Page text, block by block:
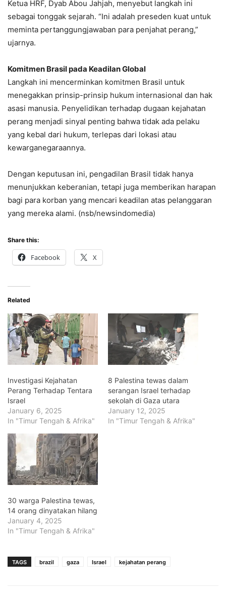
Ketua HRF, Dyab Abou Jahjah, menyebut langkah ini
sebagai tonggak sejarah. “Ini adalah preseden kuat untuk
meminta pertanggungjawaban para penjahat perang,”
ujarnya.
Komitmen Brasil pada Keadilan Global
Langkah ini mencerminkan komitmen Brasil untuk
menegakkan prinsip-prinsip hukum internasional dan hak
asasi manusia. Penyelidikan terhadap dugaan kejahatan
perang menjadi sinyal penting bahwa tidak ada pelaku
yang kebal dari hukum, terlepas dari lokasi atau
kewarganegaraannya.
Dengan keputusan ini, pengadilan Brasil tidak hanya
menunjukkan keberanian, tetapi juga memberikan harapan
bagi para korban yang mencari keadilan atas pelanggaran
yang mereka alami. (nsb/newsindomedia)
Share this:
Facebook X
Related
Investigasi Kejahatan
Perang Terhadap Tentara
Israel
January 6, 2025
In "Timur Tengah & Afrika"
8 Palestina tewas dalam
serangan Israel terhadap
sekolah di Gaza utara
January 12, 2025
In "Timur Tengah & Afrika"
30 warga Palestina tewas,
14 orang dinyatakan hilang
January 4, 2025
In "Timur Tengah & Afrika"
TAGS brazil gaza Israel kejahatan perang